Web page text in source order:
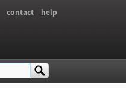
contact help
찾기